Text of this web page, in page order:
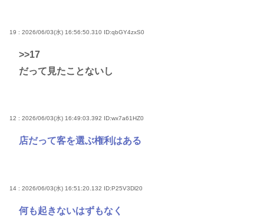
19 : 2026/06/03(水) 16:56:50.310 ID:qbGY4zxS0
>>17
だって見たことないし
12 : 2026/06/03(水) 16:49:03.392 ID:wx7a61HZ0
店だって客を選ぶ権利はある
14 : 2026/06/03(水) 16:51:20.132 ID:P25V3Dl20
何も起きないはずもなく